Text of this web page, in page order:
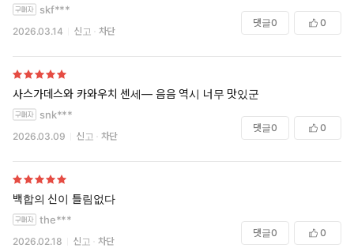
skf***
2026.03.14 신고 차단
댓글0 0
사스가데스와 카와우치 센세— 음음 역시 너무 맛있군
snk***
2026.03.09 신고 차단
댓글0 0
백합의 신이 틀림없다
the***
2026.02.18 신고 차단
댓글0 0